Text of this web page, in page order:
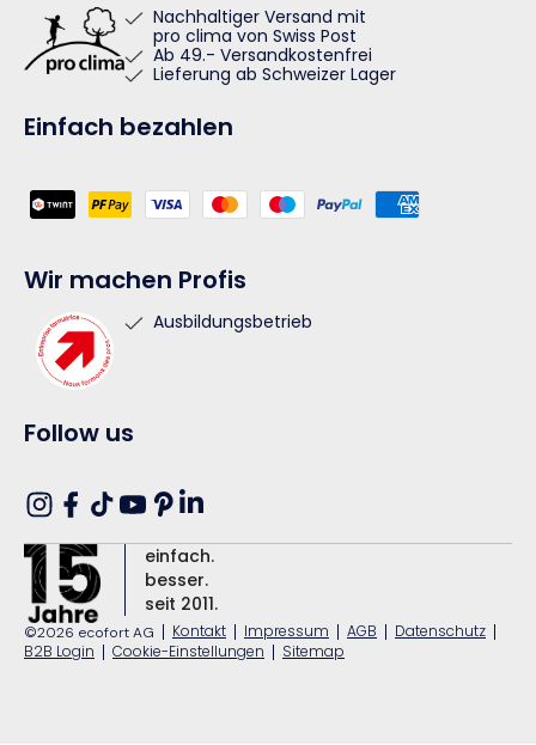
Nachhaltiger Versand mit
pro clima von Swiss Post
Ab 49.- Versandkostenfrei
Lieferung ab Schweizer Lager
Einfach bezahlen
Zahlungsmethoden
Wir machen Profis
Ausbildungsbetrieb
Follow us
Instagram
Facebook
TikTokYouTube
Pinterest
Translation
missing:
de.general.social.links.linkedin
einfach.
besser.
seit 2011.
©2026 ecofort AG | Kontakt | Impressum | AGB | Datenschutz |
B2B Login | Cookie-Einstellungen | Sitemap